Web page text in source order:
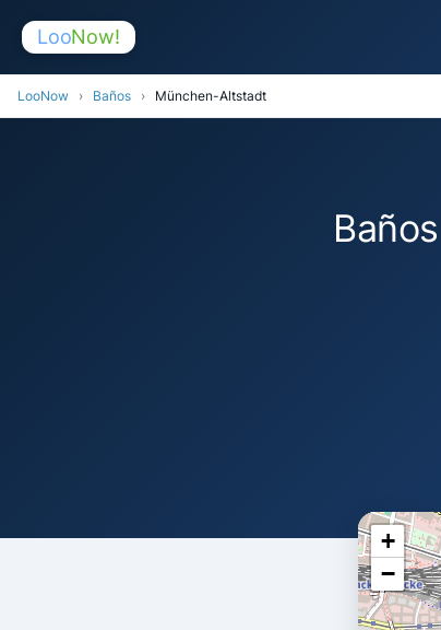
LooNow!
LooNow › Baños › München-Altstadt
+
−